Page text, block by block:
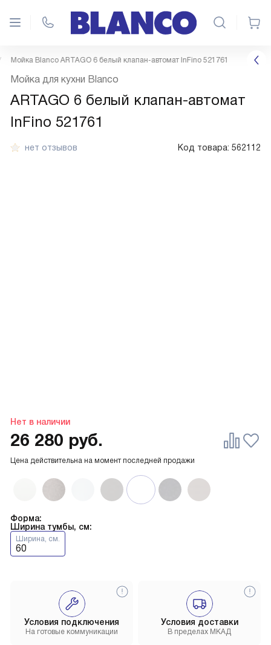
Мойка Blanco ARTAGO 6 белый клапан-автомат InFino 521761
нет отзывов Код товара: 562112
Нет в наличии
Мойка для кухни Blanco
ARTAGO 6 белый клапан-автомат
InFino 521761
Форма:
Ширина тумбы, см:
Ширина, см.
60
Цена действительна на момент последней продажи
26 280 руб.
Условия доставки
В пределах МКАД
Условия подключения
На готовые коммуникации